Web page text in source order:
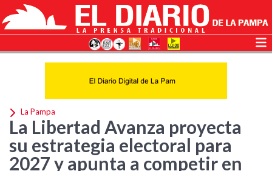
La Pampa
La Libertad Avanza proyecta
su estrategia electoral para
2027 y apunta a competir en